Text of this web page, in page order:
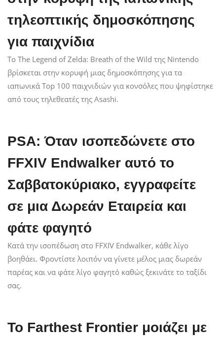
τηλεοπτικής δημοσκόπησης
για παιχνίδια
Το The Legend of Zelda: Breath of the Wild της Nintendo
βρίσκεται στην κορυφή μιας δημοσκόπησης για τα
ιαπωνικά Top 100 παιχνιδιών για κονσόλες που ψηφίστηκε
από τους τηλεθεατές της Asashi.
PSA: Όταν ισοπεδώνετε στο
FFXIV Endwalker αυτό το
Σαββατοκύριακο, εγγραφείτε
σε μια Δωρεάν Εταιρεία και
φάτε φαγητό
Κατά την ισοπέδωση στο FFXIV Endwalker, κάθε λίγο
βοηθάει. Φροντίστε λοιπόν να γίνετε μέλος μιας δωρεάν
παρέας και να φάτε λίγο φαγητό καθώς ξεκινάτε το ταξίδι
σας.
Το Farthest Frontier μοιάζει με